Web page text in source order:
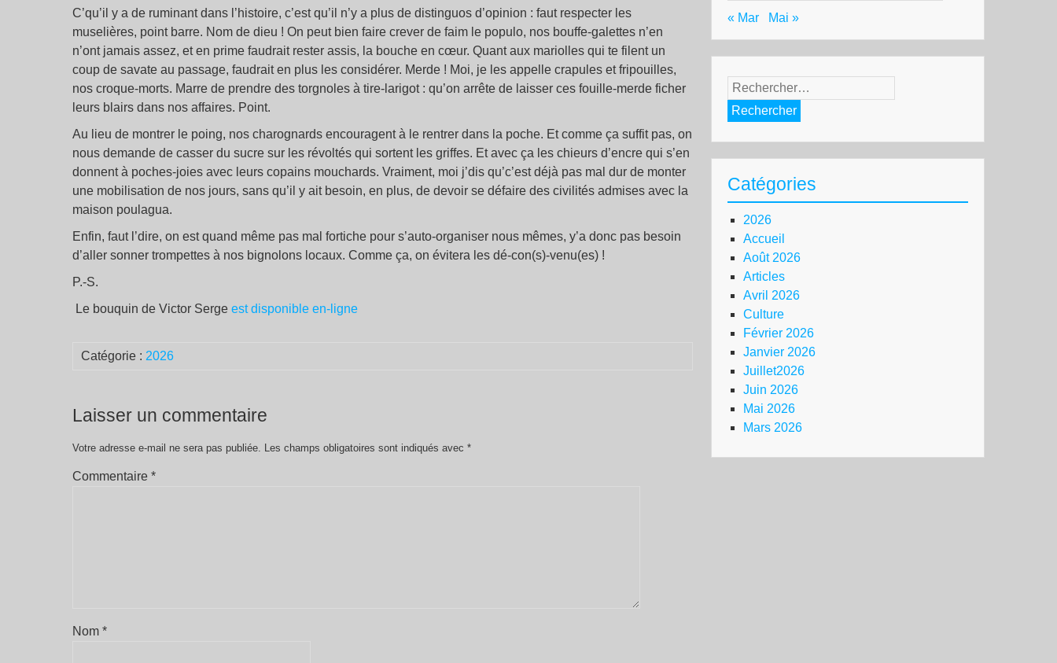
C’qu’il y a de ruminant dans l’histoire, c’est qu’il n’y a plus de distinguos d’opinion : faut respecter les
muselières, point barre. Nom de dieu ! On peut bien faire crever de faim le populo, nos bouffe-galettes n’en
n’ont jamais assez, et en prime faudrait rester assis, la bouche en cœur. Quant aux mariolles qui te filent un
coup de savate au passage, faudrait en plus les considérer. Merde ! Moi, je les appelle crapules et fripouilles,
nos croque-morts. Marre de prendre des torgnoles à tire-larigot : qu’on arrête de laisser ces fouille-merde ficher
leurs blairs dans nos affaires. Point.
Au lieu de montrer le poing, nos charognards encouragent à le rentrer dans la poche. Et comme ça suffit pas, on
nous demande de casser du sucre sur les révoltés qui sortent les griffes. Et avec ça les chieurs d’encre qui s’en
donnent à poches-joies avec leurs copains mouchards. Vraiment, moi j’dis qu’c’est déjà pas mal dur de monter
une mobilisation de nos jours, sans qu’il y ait besoin, en plus, de devoir se défaire des civilités admises avec la
maison poulagua.
Enfin, faut l’dire, on est quand même pas mal fortiche pour s’auto-organiser nous mêmes, y’a donc pas besoin
d’aller sonner trompettes à nos bignolons locaux. Comme ça, on évitera les dé-con(s)-venu(es) !
P.-S.
Le bouquin de Victor Serge est disponible en-ligne
Catégorie : 2026
Laisser un commentaire
Votre adresse e-mail ne sera pas publiée. Les champs obligatoires sont indiqués avec *
Commentaire *
Nom *
« Mar Mai »
Rechercher :
Catégories
2026
Accueil
Août 2026
Articles
Avril 2026
Culture
Février 2026
Janvier 2026
Juillet2026
Juin 2026
Mai 2026
Mars 2026